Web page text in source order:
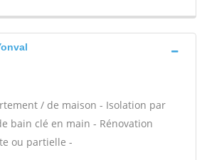
/ de maison - Isolation par
bain clé en main - Rénovation
ou partielle -